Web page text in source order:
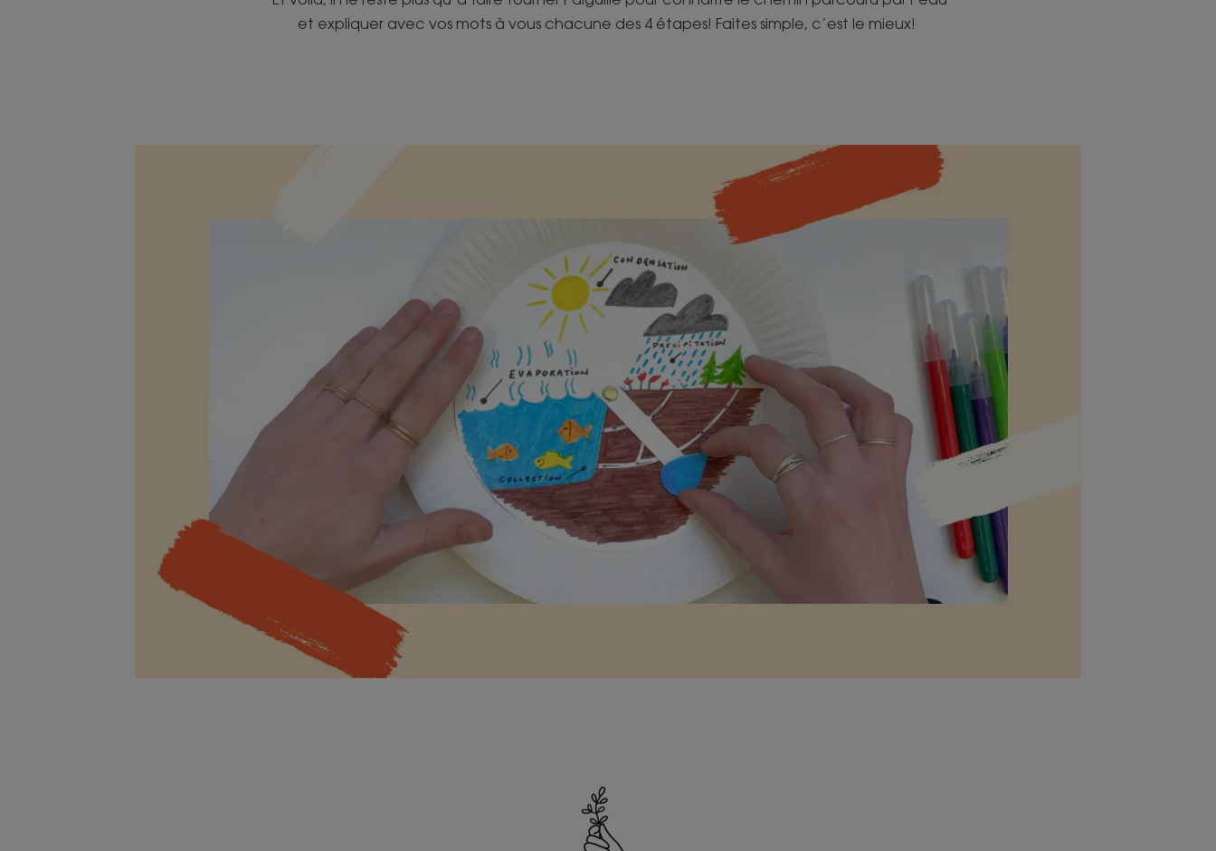
et expliquer avec vos mots à vous chacune des 4 étapes! Faites simple, c’est le mieux!